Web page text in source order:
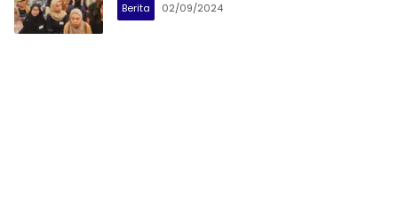
Berita 02/09/2024